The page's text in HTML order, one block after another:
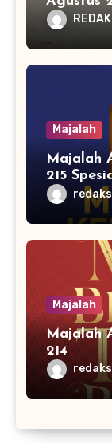
Majalah
Majalah
215
Majalah
Majalah
214